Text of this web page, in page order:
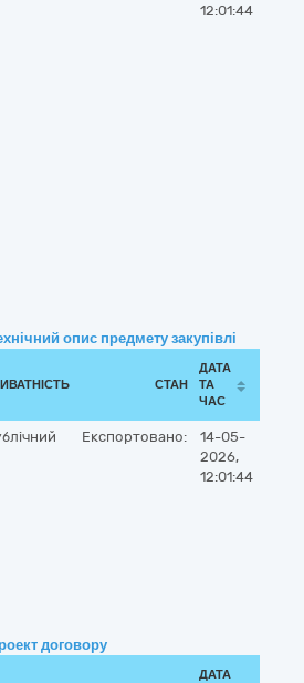
12:01:44
опис предмету закупівлі
СТАН
ДАТА
ТА
ЧАС
Експортовано:
14-05-
2026,
12:01:44
договору
ДАТА